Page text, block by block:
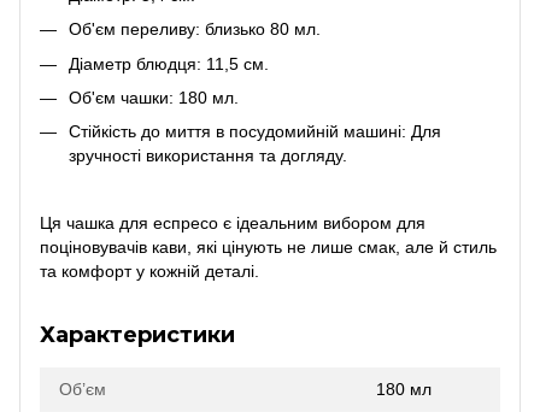
Об'єм переливу: близько 80 мл.
Діаметр блюдця: 11,5 см.
Об'єм чашки: 180 мл.
Стійкість до миття в посудомийній машині: Для
зручності використання та догляду.
Ця чашка для еспресо є ідеальним вибором для
поціновувачів кави, які цінують не лише смак, але й стиль
та комфорт у кожній деталі.
Характеристики
Об’єм 180 мл